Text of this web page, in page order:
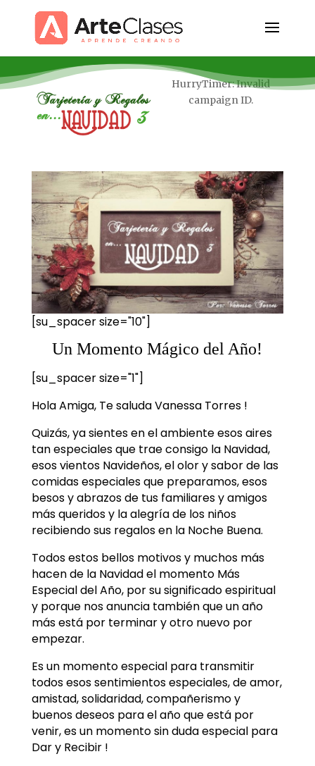
HurryTimer: Invalid
campaign ID.
[su_spacer size="10"]
Un Momento Mágico del Año!
[su_spacer size="1"]
Hola Amiga, Te saluda Vanessa Torres !
Quizás, ya sientes en el ambiente esos aires
tan especiales que trae consigo la Navidad,
esos vientos Navideños, el olor y sabor de las
comidas especiales que preparamos, esos
besos y abrazos de tus familiares y amigos
más queridos y la alegría de los niños
recibiendo sus regalos en la Noche Buena.
Todos estos bellos motivos y muchos más
hacen de la Navidad el momento Más
Especial del Año, por su significado espiritual
y porque nos anuncia también que un año
más está por terminar y otro nuevo por
empezar.
Es un momento especial para transmitir
todos esos sentimientos especiales, de amor,
amistad, solidaridad, compañerismo y
buenos deseos para el año que está por
venir, es un momento sin duda especial para
Dar y Recibir !